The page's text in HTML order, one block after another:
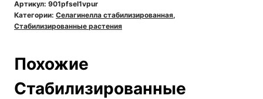
темно-
фиолетовая
Артикул: 901pfsel1vpur
Категории: Селагинелла стабилизированная,
Стабилизированные растения
Похожие
Стабилизированные